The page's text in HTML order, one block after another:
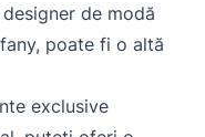
de modă
poate fi o altă
exclusive